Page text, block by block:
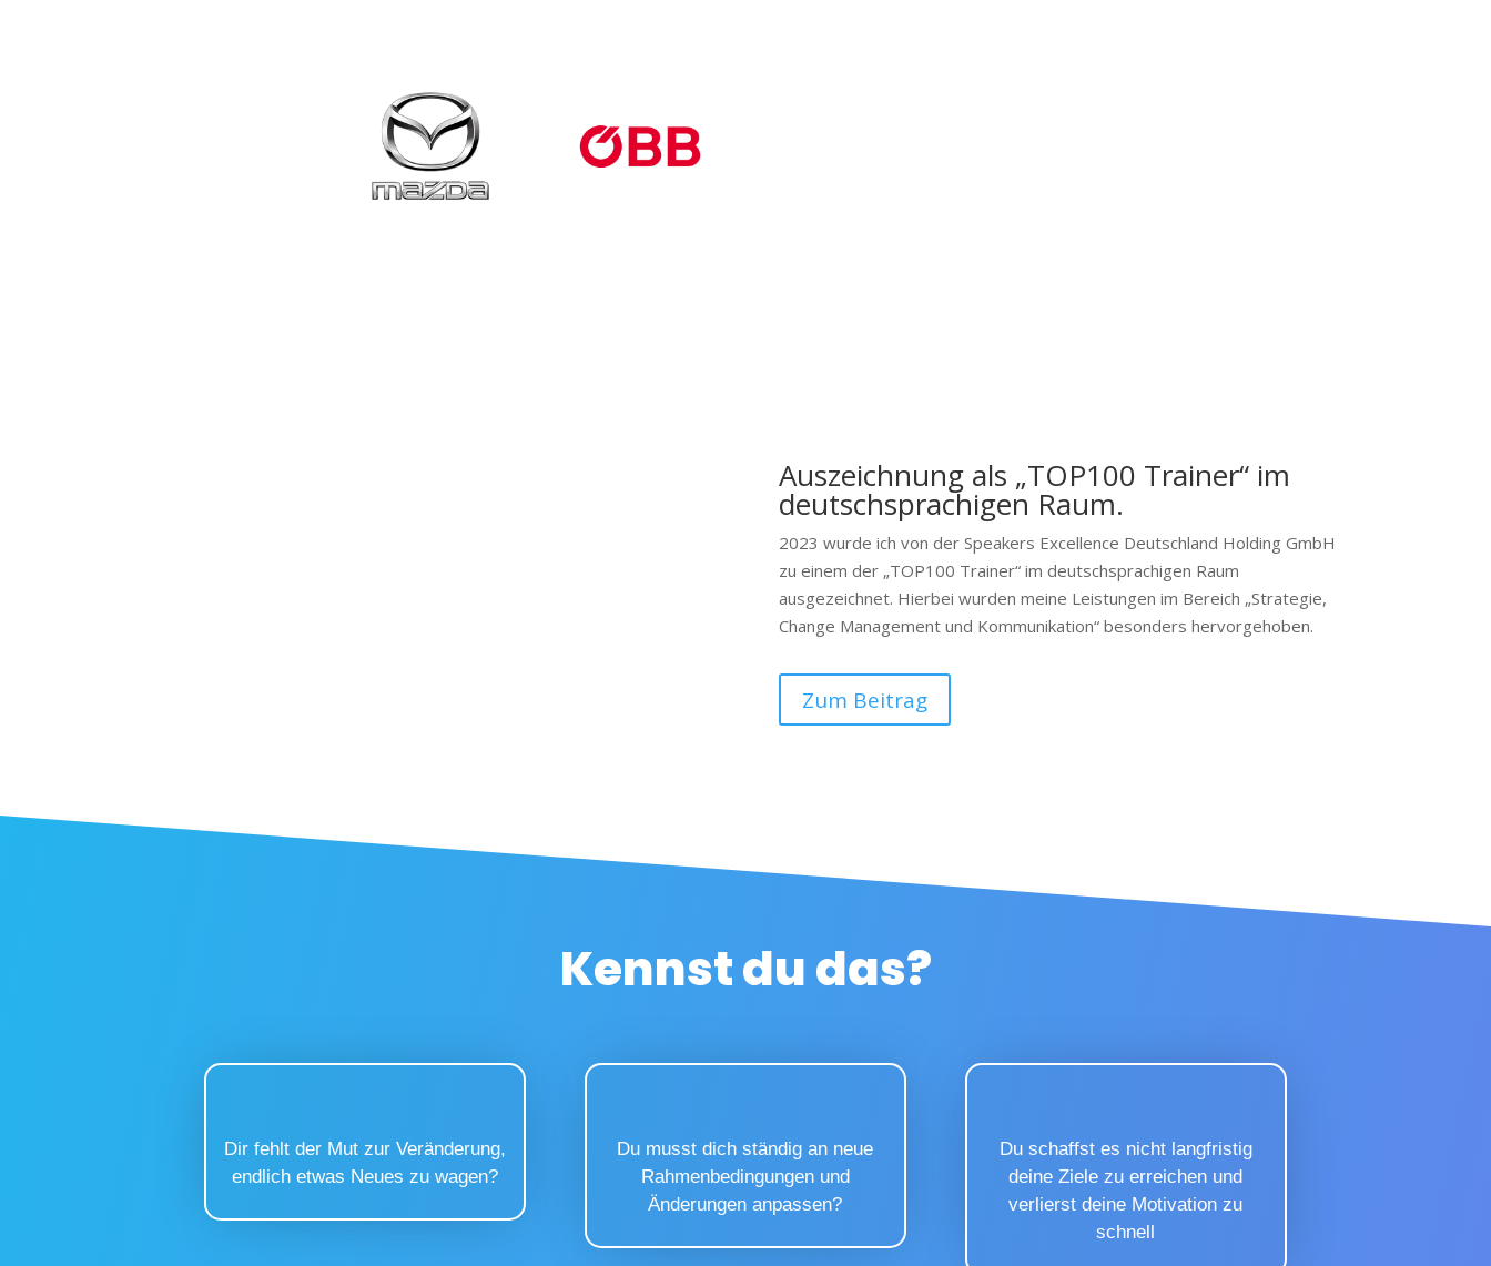
Auszeichnung als „TOP100 Trainer“ im
deutschsprachigen Raum.
2023 wurde ich von der Speakers Excellence Deutschland Holding GmbH
zu einem der „TOP100 Trainer“ im deutschsprachigen Raum
ausgezeichnet. Hierbei wurden meine Leistungen im Bereich „Strategie,
Change Management und Kommunikation“ besonders hervorgehoben.
Zum Beitrag
Kennst du das?
Dir fehlt der Mut zur Veränderung,
endlich etwas Neues zu wagen?
Du musst dich ständig an neue
Rahmenbedingungen und
Änderungen anpassen?
Du schaffst es nicht langfristig
deine Ziele zu erreichen und
verlierst deine Motivation zu
schnell